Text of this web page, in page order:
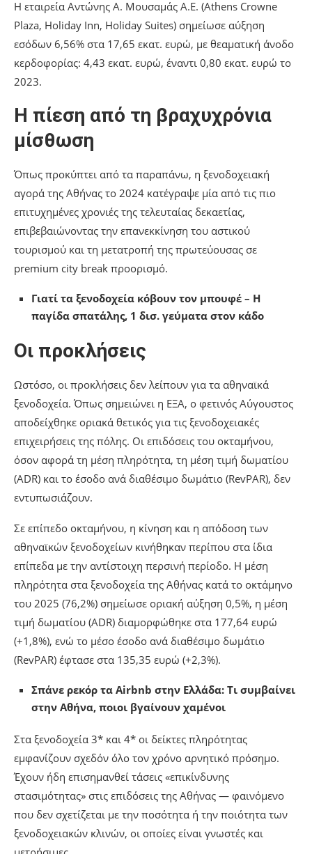
Η εταιρεία Αντώνης Α. Μουσαμάς Α.Ε. (Athens Crowne
Plaza, Holiday Inn, Holiday Suites) σημείωσε αύξηση
εσόδων 6,56% στα 17,65 εκατ. ευρώ, με θεαματική άνοδο
κερδοφορίας: 4,43 εκατ. ευρώ, έναντι 0,80 εκατ. ευρώ το
2023.
Η πίεση από τη βραχυχρόνια
μίσθωση
Όπως προκύπτει από τα παραπάνω, η ξενοδοχειακή
αγορά της Αθήνας το 2024 κατέγραψε μία από τις πιο
επιτυχημένες χρονιές της τελευταίας δεκαετίας,
επιβεβαιώνοντας την επανεκκίνηση του αστικού
τουρισμού και τη μετατροπή της πρωτεύουσας σε
premium city break προορισμό.
Γιατί τα ξενοδοχεία κόβουν τον μπουφέ – Η
παγίδα σπατάλης, 1 δισ. γεύματα στον κάδο
Οι προκλήσεις
Ωστόσο, οι προκλήσεις δεν λείπουν για τα αθηναϊκά
ξενοδοχεία. Όπως σημειώνει η ΕΞΑ, ο φετινός Αύγουστος
αποδείχθηκε οριακά θετικός για τις ξενοδοχειακές
επιχειρήσεις της πόλης. Οι επιδόσεις του οκταμήνου,
όσον αφορά τη μέση πληρότητα, τη μέση τιμή δωματίου
(ADR) και το έσοδο ανά διαθέσιμο δωμάτιο (RevPAR), δεν
εντυπωσιάζουν.
Σε επίπεδο οκταμήνου, η κίνηση και η απόδοση των
αθηναϊκών ξενοδοχείων κινήθηκαν περίπου στα ίδια
επίπεδα με την αντίστοιχη περσινή περίοδο. Η μέση
πληρότητα στα ξενοδοχεία της Αθήνας κατά το οκτάμηνο
του 2025 (76,2%) σημείωσε οριακή αύξηση 0,5%, η μέση
τιμή δωματίου (ADR) διαμορφώθηκε στα 177,64 ευρώ
(+1,8%), ενώ το μέσο έσοδο ανά διαθέσιμο δωμάτιο
(RevPAR) έφτασε στα 135,35 ευρώ (+2,3%).
Σπάνε ρεκόρ τα Airbnb στην Ελλάδα: Τι συμβαίνει
στην Αθήνα, ποιοι βγαίνουν χαμένοι
Στα ξενοδοχεία 3* και 4* οι δείκτες πληρότητας
εμφανίζουν σχεδόν όλο τον χρόνο αρνητικό πρόσημο.
Έχουν ήδη επισημανθεί τάσεις «επικίνδυνης
στασιμότητας» στις επιδόσεις της Αθήνας — φαινόμενο
που δεν σχετίζεται με την ποσότητα ή την ποιότητα των
ξενοδοχειακών κλινών, οι οποίες είναι γνωστές και